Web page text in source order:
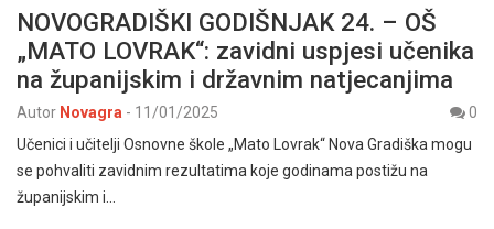
NOVOGRADIŠKI GODIŠNJAK 24. – OŠ
„MATO LOVRAK“: zavidni uspjesi učenika
na županijskim i državnim natjecanjima
Autor Novagra - 11/01/2025
0
Učenici i učitelji Osnovne škole „Mato Lovrak“ Nova Gradiška mogu
se pohvaliti zavidnim rezultatima koje godinama postižu na
županijskim i…